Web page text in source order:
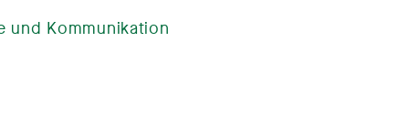
und Kommunikation